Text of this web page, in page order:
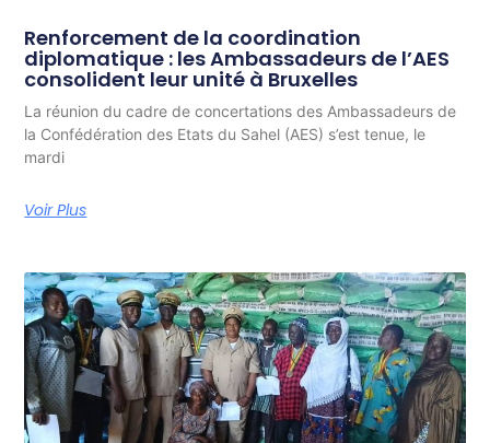
Renforcement de la coordination
diplomatique : les Ambassadeurs de l’AES
consolident leur unité à Bruxelles
La réunion du cadre de concertations des Ambassadeurs de
la Confédération des Etats du Sahel (AES) s’est tenue, le
mardi
Voir Plus